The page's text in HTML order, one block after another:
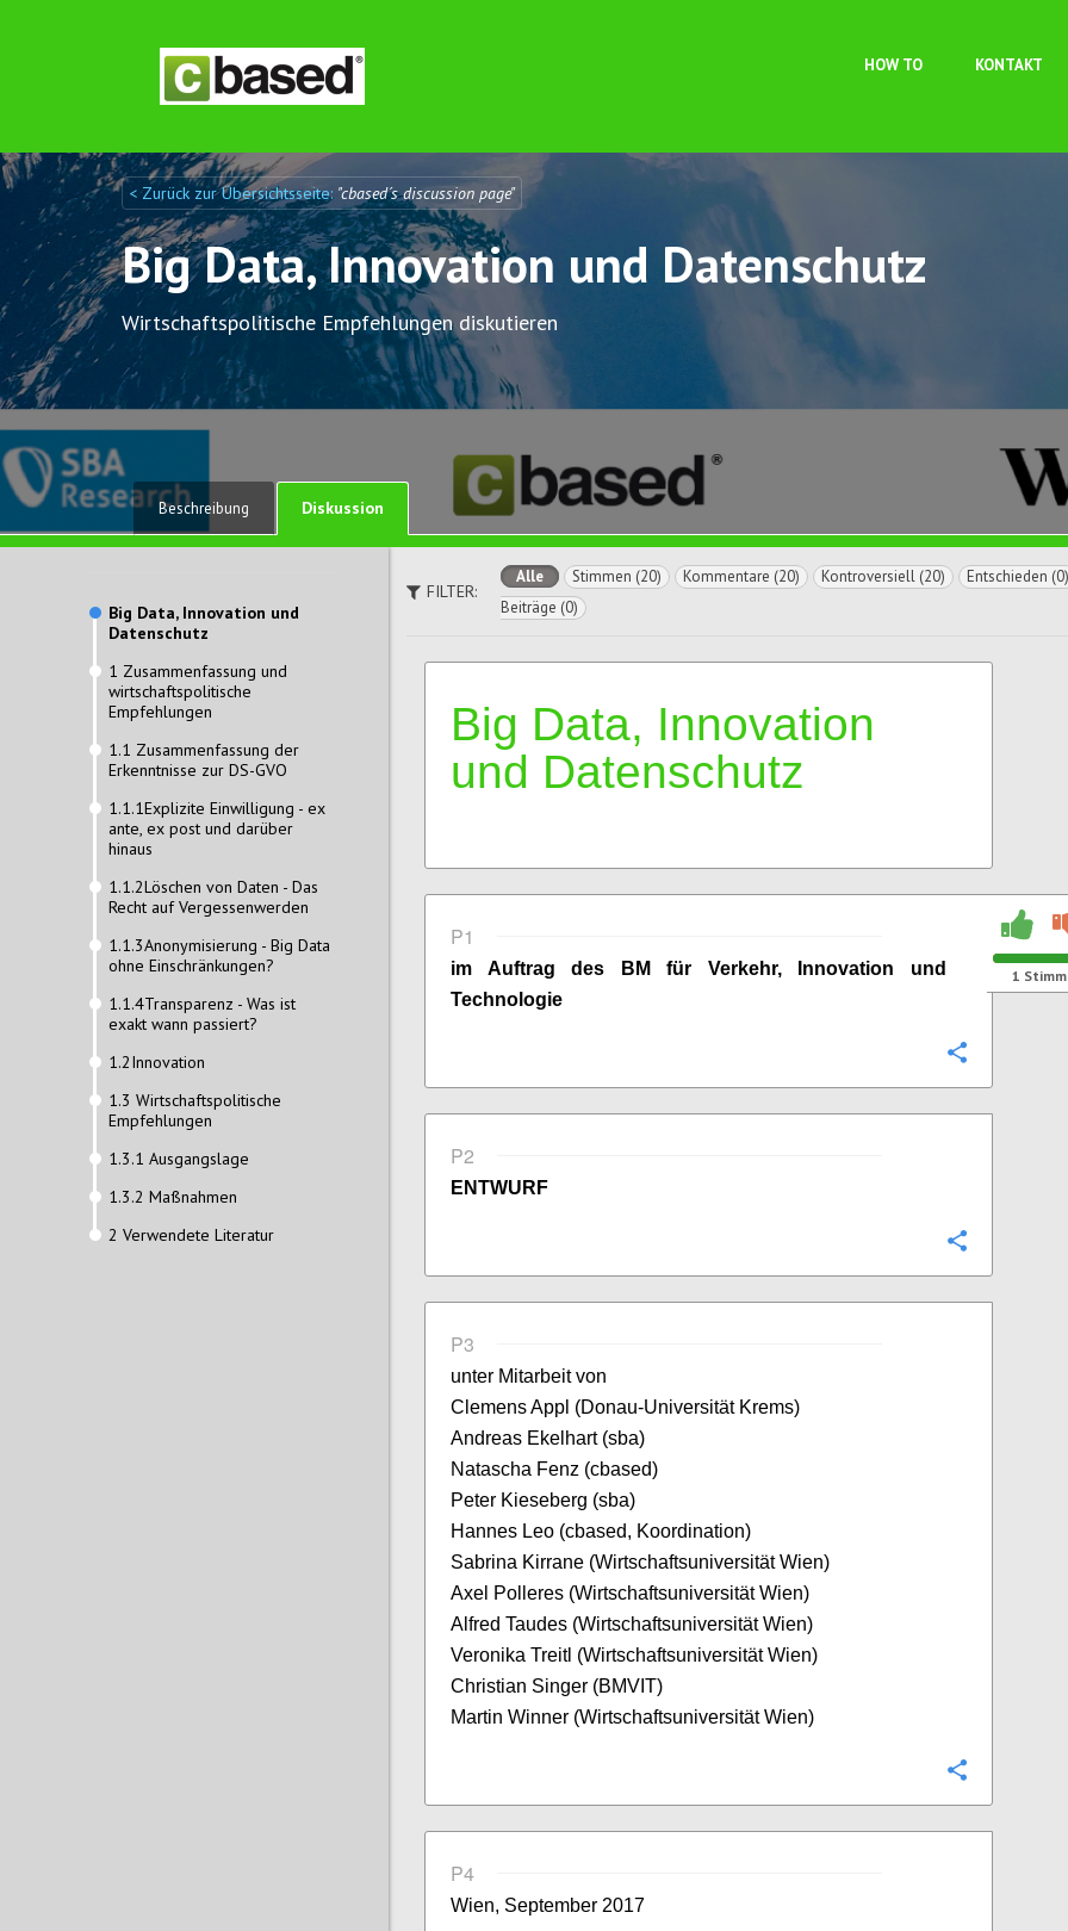
HOW TO KONTAKT
Discuto
Discuto < Zurück zur Übersichtsseite: "cbased´s discussion page"
Big Data, Innovation und Datenschutz
Wirtschaftspolitische Empfehlungen diskutieren
Beschreibung
Diskussion
Big Data, Innovation und
Datenschutz
1 Zusammenfassung und
wirtschaftspolitische
Empfehlungen
1.1 Zusammenfassung der
Erkenntnisse zur DS-GVO
1.1.1Explizite Einwilligung - ex
ante, ex post und darüber
hinaus
1.1.2Löschen von Daten - Das
Recht auf Vergessenwerden
1.1.3Anonymisierung - Big Data
ohne Einschränkungen?
1.1.4Transparenz - Was ist
exakt wann passiert?
1.2Innovation
1.3 Wirtschaftspolitische
Empfehlungen
1.3.1 Ausgangslage
1.3.2 Maßnahmen
2 Verwendete Literatur
FILTER:
Alle Stimmen (20) Kommentare (20) Kontroversiell (20) Entschieden (0)
Beiträge (0)
Big Data, Innovation
und Datenschutz
P1
im Auftrag des BM für Verkehr, Innovation und
Technologie
1
P2
ENTWURF
P3
unter Mitarbeit von
Clemens Appl (Donau-Universität Krems)
Andreas Ekelhart (sba)
Natascha Fenz (cbased)
Peter Kieseberg (sba)
Hannes Leo (cbased, Koordination)
Sabrina Kirrane (Wirtschaftsuniversität Wien)
Axel Polleres (Wirtschaftsuniversität Wien)
Alfred Taudes (Wirtschaftsuniversität Wien)
Veronika Treitl (Wirtschaftsuniversität Wien)
Christian Singer (BMVIT)
Martin Winner (Wirtschaftsuniversität Wien)
P4
Wien, September 2017